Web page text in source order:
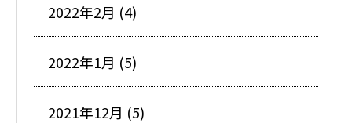
2022年2月 (4)
2022年1月 (5)
2021年12月 (5)